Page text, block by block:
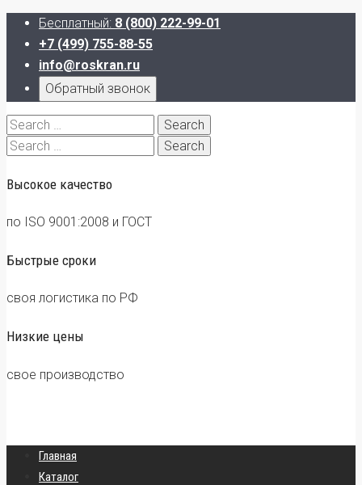
Бесплатный: 8 (800) 222-99-01
+7 (499) 755-88-55
info@roskran.ru
Обратный звонок
Search
for:
Search
Высокое качество
по ISO 9001:2008 и ГОСТ
Быстрые сроки
своя логистика по РФ
Низкие цены
свое производство
Главная
Каталог